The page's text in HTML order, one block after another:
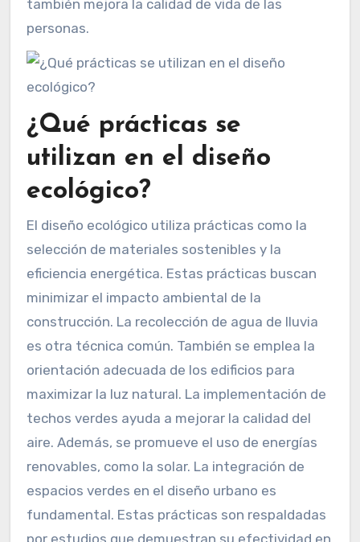
también mejora la calidad de vida de las
personas.
¿Qué prácticas se
utilizan en el diseño
ecológico?
El diseño ecológico utiliza prácticas como la
selección de materiales sostenibles y la
eficiencia energética. Estas prácticas buscan
minimizar el impacto ambiental de la
construcción. La recolección de agua de lluvia
es otra técnica común. También se emplea la
orientación adecuada de los edificios para
maximizar la luz natural. La implementación de
techos verdes ayuda a mejorar la calidad del
aire. Además, se promueve el uso de energías
renovables, como la solar. La integración de
espacios verdes en el diseño urbano es
fundamental. Estas prácticas son respaldadas